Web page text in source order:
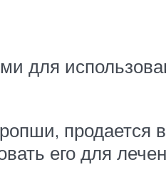
для
продается в
его для